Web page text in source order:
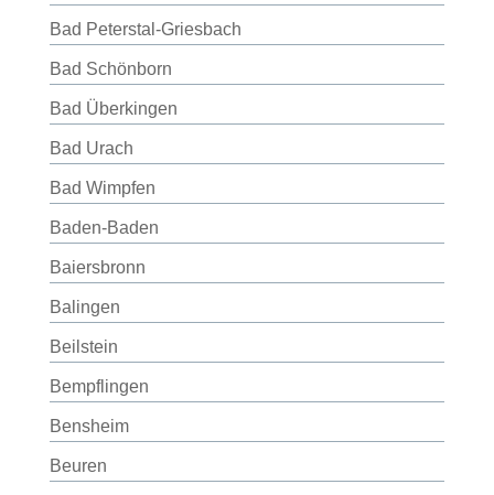
Bad Peterstal-Griesbach
Bad Schönborn
Bad Überkingen
Bad Urach
Bad Wimpfen
Baden-Baden
Baiersbronn
Balingen
Beilstein
Bempflingen
Bensheim
Beuren